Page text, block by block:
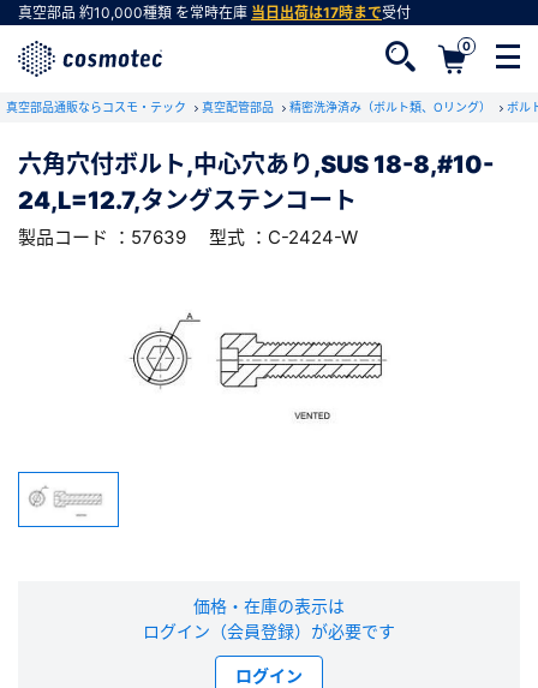
真空部品 約10,000種類 を常時在庫 当日出荷は17時まで受付
0
真空部品通販ならコスモ・テック 真空配管部品 精密洗浄済み（ボルト類、Oリング） ボル
六角穴付ボルト,中心穴あり,SUS 18-8,#10-
24,L=12.7,タングステンコート
製品コード ：57639 型式 ：C-2424-W
価格・在庫の表示は
ログイン（会員登録）が必要です
ログイン
RoHS2適合報告書のダウンロード
下記製品のRoHS2適合報告書のダウンロードをします。
六角穴付ボルト,中心穴あり,SUS 18-8,#10-
24,L=12.7,タングステンコート
型式 ：C-2424-W 製品コード ：57639
会社・学校・研究機関名
会員登録がお済みでない方
会員登録をすれば、便利な機能がご利用いただけ
※新規会員登録をお申し込み頂いてから本登録となるまで、数日間かかる場合
があります。また当社の判断によりお断りする場合があります。